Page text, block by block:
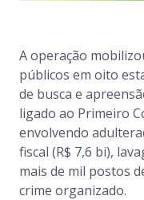
A operação
públicos em oito
de busca e
ligado ao Primeiro
envolvendo
fiscal (R$ 7,6 bi),
mais de mil postos
crime organizado.